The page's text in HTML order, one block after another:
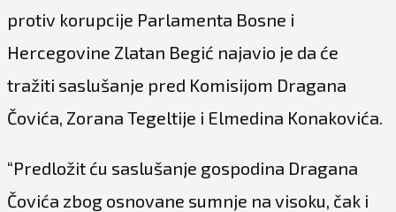
protiv korupcije Parlamenta Bosne i
Hercegovine Zlatan Begić najavio je da će
tražiti saslušanje pred Komisijom Dragana
Čovića, Zorana Tegeltije i Elmedina Konakovića.
“Predložit ću saslušanje gospodina Dragana
Čovića zbog osnovane sumnje na visoku, čak i